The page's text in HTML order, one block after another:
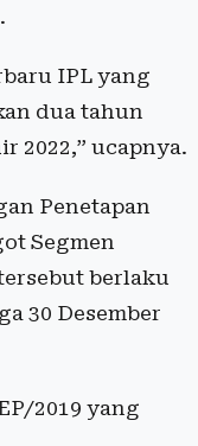
IPL yang
dua tahun
2022,” ucapnya.
Penetapan
Segmen
berlaku
30 Desember
2019 yang